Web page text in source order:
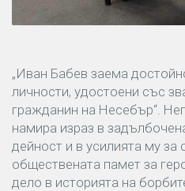
„Иван Бабев заема
личности, удостоени със
гражданин на Несебър“.
намира израз в
дейност и в усилията му за
обществената памет за
дело в историята на